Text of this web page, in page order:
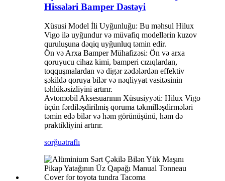
Hissələri Bamper Dəstəyi
Xüsusi Model İli Uyğunluğu: Bu məhsul Hilux
Vigo ilə uyğundur və müvafiq modellərin kuzov
quruluşuna dəqiq uyğunluq təmin edir.
Ön və Arxa Bamper Mühafizəsi: Ön və arxa
qoruyucu cihaz kimi, bamperi cızıqlardan,
toqquşmalardan və digər zədələrdən effektiv
şəkildə qoruya bilər və nəqliyyat vasitəsinin
təhlükəsizliyini artırır.
Avtomobil Aksesuarının Xüsusiyyəti: Hilux Vigo
üçün fərdiləşdirilmiş qoruma təkmilləşdirmələri
təmin edə bilər və həm görünüşünü, həm də
praktikliyini artırır.
sorğuətraflı